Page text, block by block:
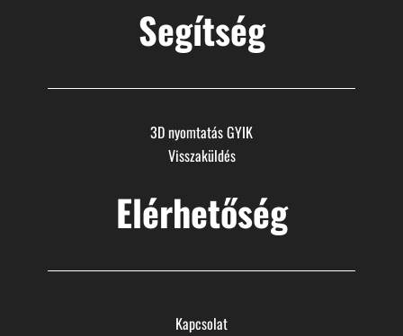
Segítség
3D nyomtatás GYIK
Visszaküldés
Elérhetőség
Kapcsolat